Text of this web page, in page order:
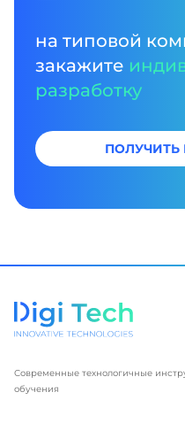
на типовой
закажите
разработку
Современные технологичные
обучения